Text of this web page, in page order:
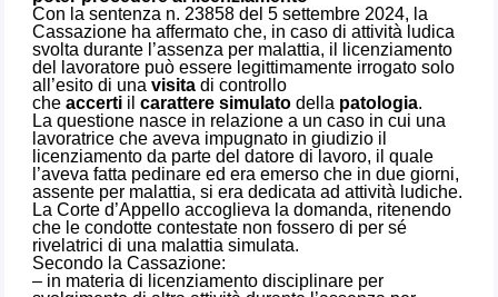
Con la sentenza n. 23858 del 5 settembre 2024, la
Cassazione ha affermato che, in caso di attività ludica
svolta durante l’assenza per malattia, il licenziamento
del lavoratore può essere legittimamente irrogato solo
all’esito di unavisita di controllo
cheaccerti ilcarattere simulato della patologia.
La questione nasce in relazione a un caso in cui una
lavoratrice che aveva impugnato in giudizio il
licenziamento da parte del datore di lavoro, il quale
l’aveva fatta pedinare ed era emerso che in due giorni,
assente per malattia, si era dedicata ad attività ludiche.
La Corte d’Appello accoglieva la domanda, ritenendo
che le condotte contestate non fossero di per sé
rivelatrici di una malattia simulata.
Secondo la Cassazione:
– in materia di licenziamento disciplinare per